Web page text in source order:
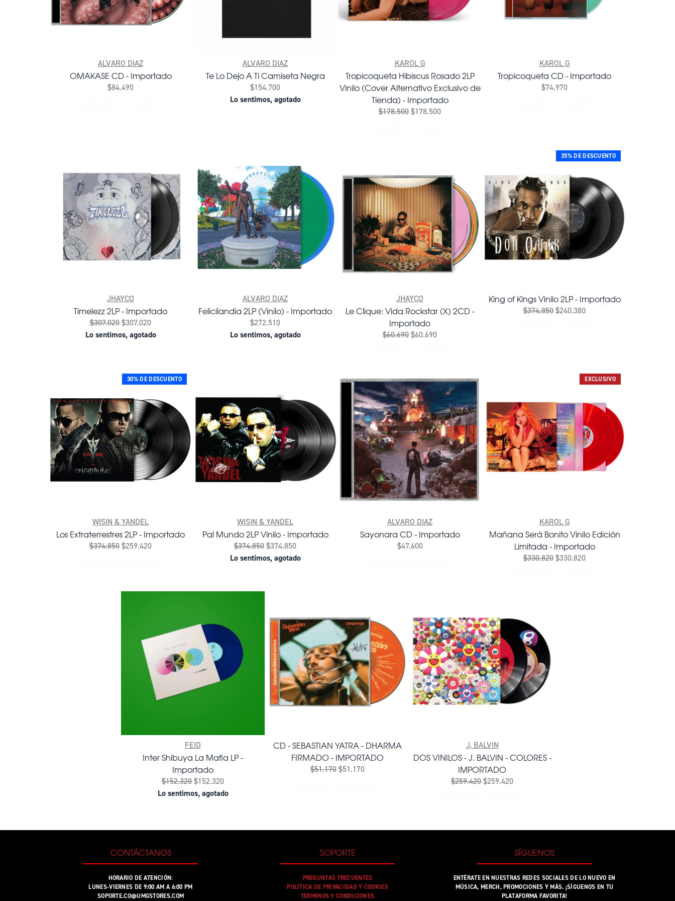
ALVARO DIAZ
OMAKASE CD - Importado
$84.490
AÑADIR OMAKASE CD - IMPORTADO AL CARRITO
ALVARO DIAZ
Te Lo Dejo A Ti Camiseta Negra
$154.700
Lo sentimos, agotado
KAROL G
Tropicoqueta Hibiscus Rosado 2LP
Vinilo (Cover Alternativo Exclusivo de
Tienda) - Importado
$178.500$178.500
KAROL G
Tropicoqueta CD - Importado
$74.970
JHAYCO
Timelezz 2LP - Importado
$307.020$307.020
Lo sentimos, agotado
ALVARO DIAZ
Felicilandia 2LP (Vinilo) - Importado
$272.510
Lo sentimos, agotado
JHAYCO
Le Clique: Vida Rockstar (X) 2CD -
Importado
$60.690$60.690
35% DE DESCUENTO
King of Kings Vinilo 2LP - Importado
$374.850$240.380
30% DE DESCUENTO
WISIN & YANDEL
Los Extraterrestres 2LP - Importado
$374.850$259.420
AÑADIR LOS EXTRATERRESTRES 2LP - IMPORTADO AL CARRITO
WISIN & YANDEL
Pal Mundo 2LP Vinilo - Importado
$374.850$374.850
Lo sentimos, agotado
ALVARO DIAZ
Sayonara CD - Importado
$47.600
AÑADIR SAYONARA CD - IMPORTADO AL CARRITO
EXCLUSIVO
KAROL G
Mañana Será Bonito Vinilo Edición
Limitada - Importado
$330.820$330.820
FEID
Inter Shibuya La Mafia LP -
Importado
$152.320$152.320
Lo sentimos, agotado
CD - SEBASTIAN YATRA - DHARMA
FIRMADO - IMPORTADO
$51.170$51.170
AÑADIR CD - SEBASTIAN YATRA - DHARMA FIRMADO - IMPORTADO AL CARRITO
J, BALVIN
DOS VINILOS - J. BALVIN - COLORES -
IMPORTADO
$259.420$259.420
CONTÁCTANOS
HORARIO DE ATENCIÓN:
LUNES-VIERNES DE 9:00 AM A 6:00 PM
SOPORTE.CO@UMGSTORES.COM
SOPORTE
PREGUNTAS FRECUENTES
POLÍTICA DE PRIVACIDAD Y COOKIES
TÉRMINOS Y CONDICIONES
SÍGUENOS
ENTÉRATE EN NUESTRAS REDES SOCIALES DE LO NUEVO EN
MÚSICA, MERCH, PROMOCIONES Y MÁS. ¡SÍGUENOS EN TU
PLATAFORMA FAVORITA!